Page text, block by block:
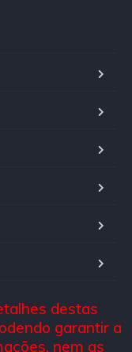
destas
garantir a
nem as